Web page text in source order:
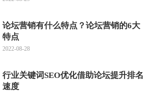
论坛营销有什么特点？论坛营销的6大
特点
2022-08-28
行业关键词SEO优化借助论坛提升排名
速度